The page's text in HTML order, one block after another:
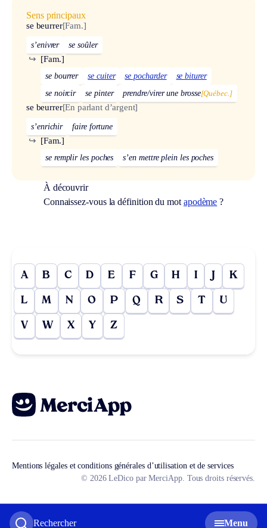
Rechercher Menu
Sens principaux
se beurrer[Fam.]
s’enivrer se soûler
[Fam.]
↪
se bourrer se cuiter se pocharder
se biturer
se noircir
se pinter prendre/virer une brosse[Québec.]
se beurrer[En parlant d’argent]
s’enrichir faire fortune
[Fam.]
↪
se remplir les poches s’en mettre plein les poches
À découvrir
Connaissez-vous la définition du mot apodème ?
A B C D E F G H I J K
L M N O P Q R S T U
V W X Y Z
Mentions légales et conditions générales d’utilisation et de services
© 2026 LeDico par MerciApp. Tous droits réservés.